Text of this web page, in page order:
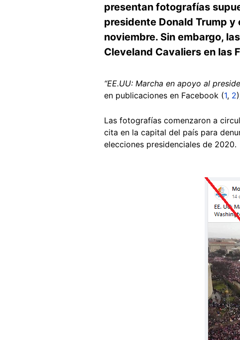
presentan fotografías
presidente Donald Trump
noviembre. Sin embargo,
Cleveland Cavaliers en las
“EE.UU: Marcha en apoyo al
en publicaciones en Facebook (1, 2
Las fotografías comenzaron a
cita en la capital del país para
elecciones presidenciales de 2020.